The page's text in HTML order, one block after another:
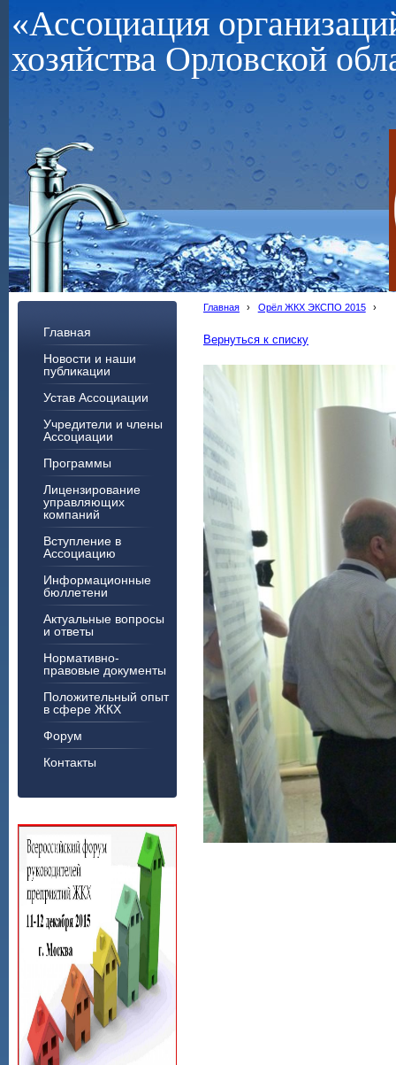
«Ассоциация
хозяйства Орловской
Главная
Новости и наши
публикации
Устав Ассоциации
Учредители и члены
Ассоциации
Программы
Лицензирование
управляющих
компаний
Вступление в
Ассоциацию
Информационные
бюллетени
Актуальные вопросы
и ответы
Нормативно-
правовые документы
Положительный опыт
в сфере ЖКХ
Форум
Контакты
Главная › Орёл ЖКХ ЭКСПО 2015 ›
Вернуться к списку